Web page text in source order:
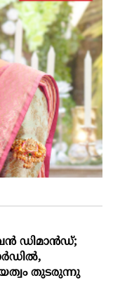
വൻ ഡിമാൻഡ്;
തുടരുന്നു